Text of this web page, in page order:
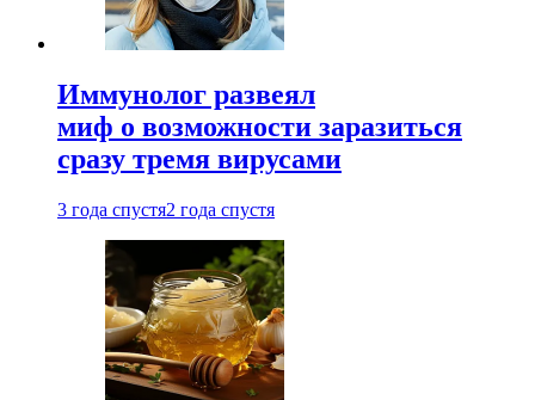
Иммунолог развеял
миф о возможности заразиться
сразу тремя вирусами
3 года спустя2 года спустя